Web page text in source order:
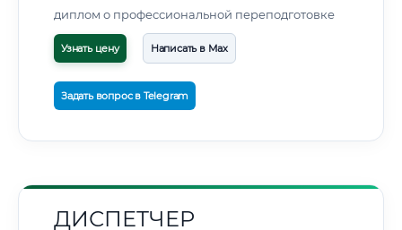
диплом о профессиональной переподготовке
Узнать цену Написать в Max
Задать вопрос в Telegram
ДИСПЕТЧЕР